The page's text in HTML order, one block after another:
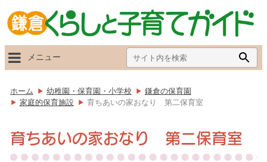
Search
for:
メニュー
ホーム 幼稚園・保育園・小学校
鎌倉の保育園
家庭的保育施設
育ちあいの家おなり 第二保育室
育ちあいの家おなり 第二保育室